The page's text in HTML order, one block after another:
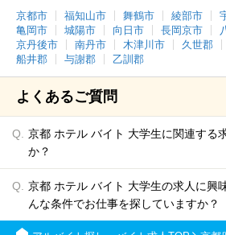
京都市 福知山市 舞鶴市 綾部市
亀岡市
城陽市 向日市 長岡京市
京丹後市
南丹市 木津川市 久世郡
船井郡
与謝郡 乙訓郡
よくあるご質問
京都 ホテル バイト 大学生に関連する
か？
京都 ホテル バイト 大学生の求人に興
んな条件でお仕事を探していますか？